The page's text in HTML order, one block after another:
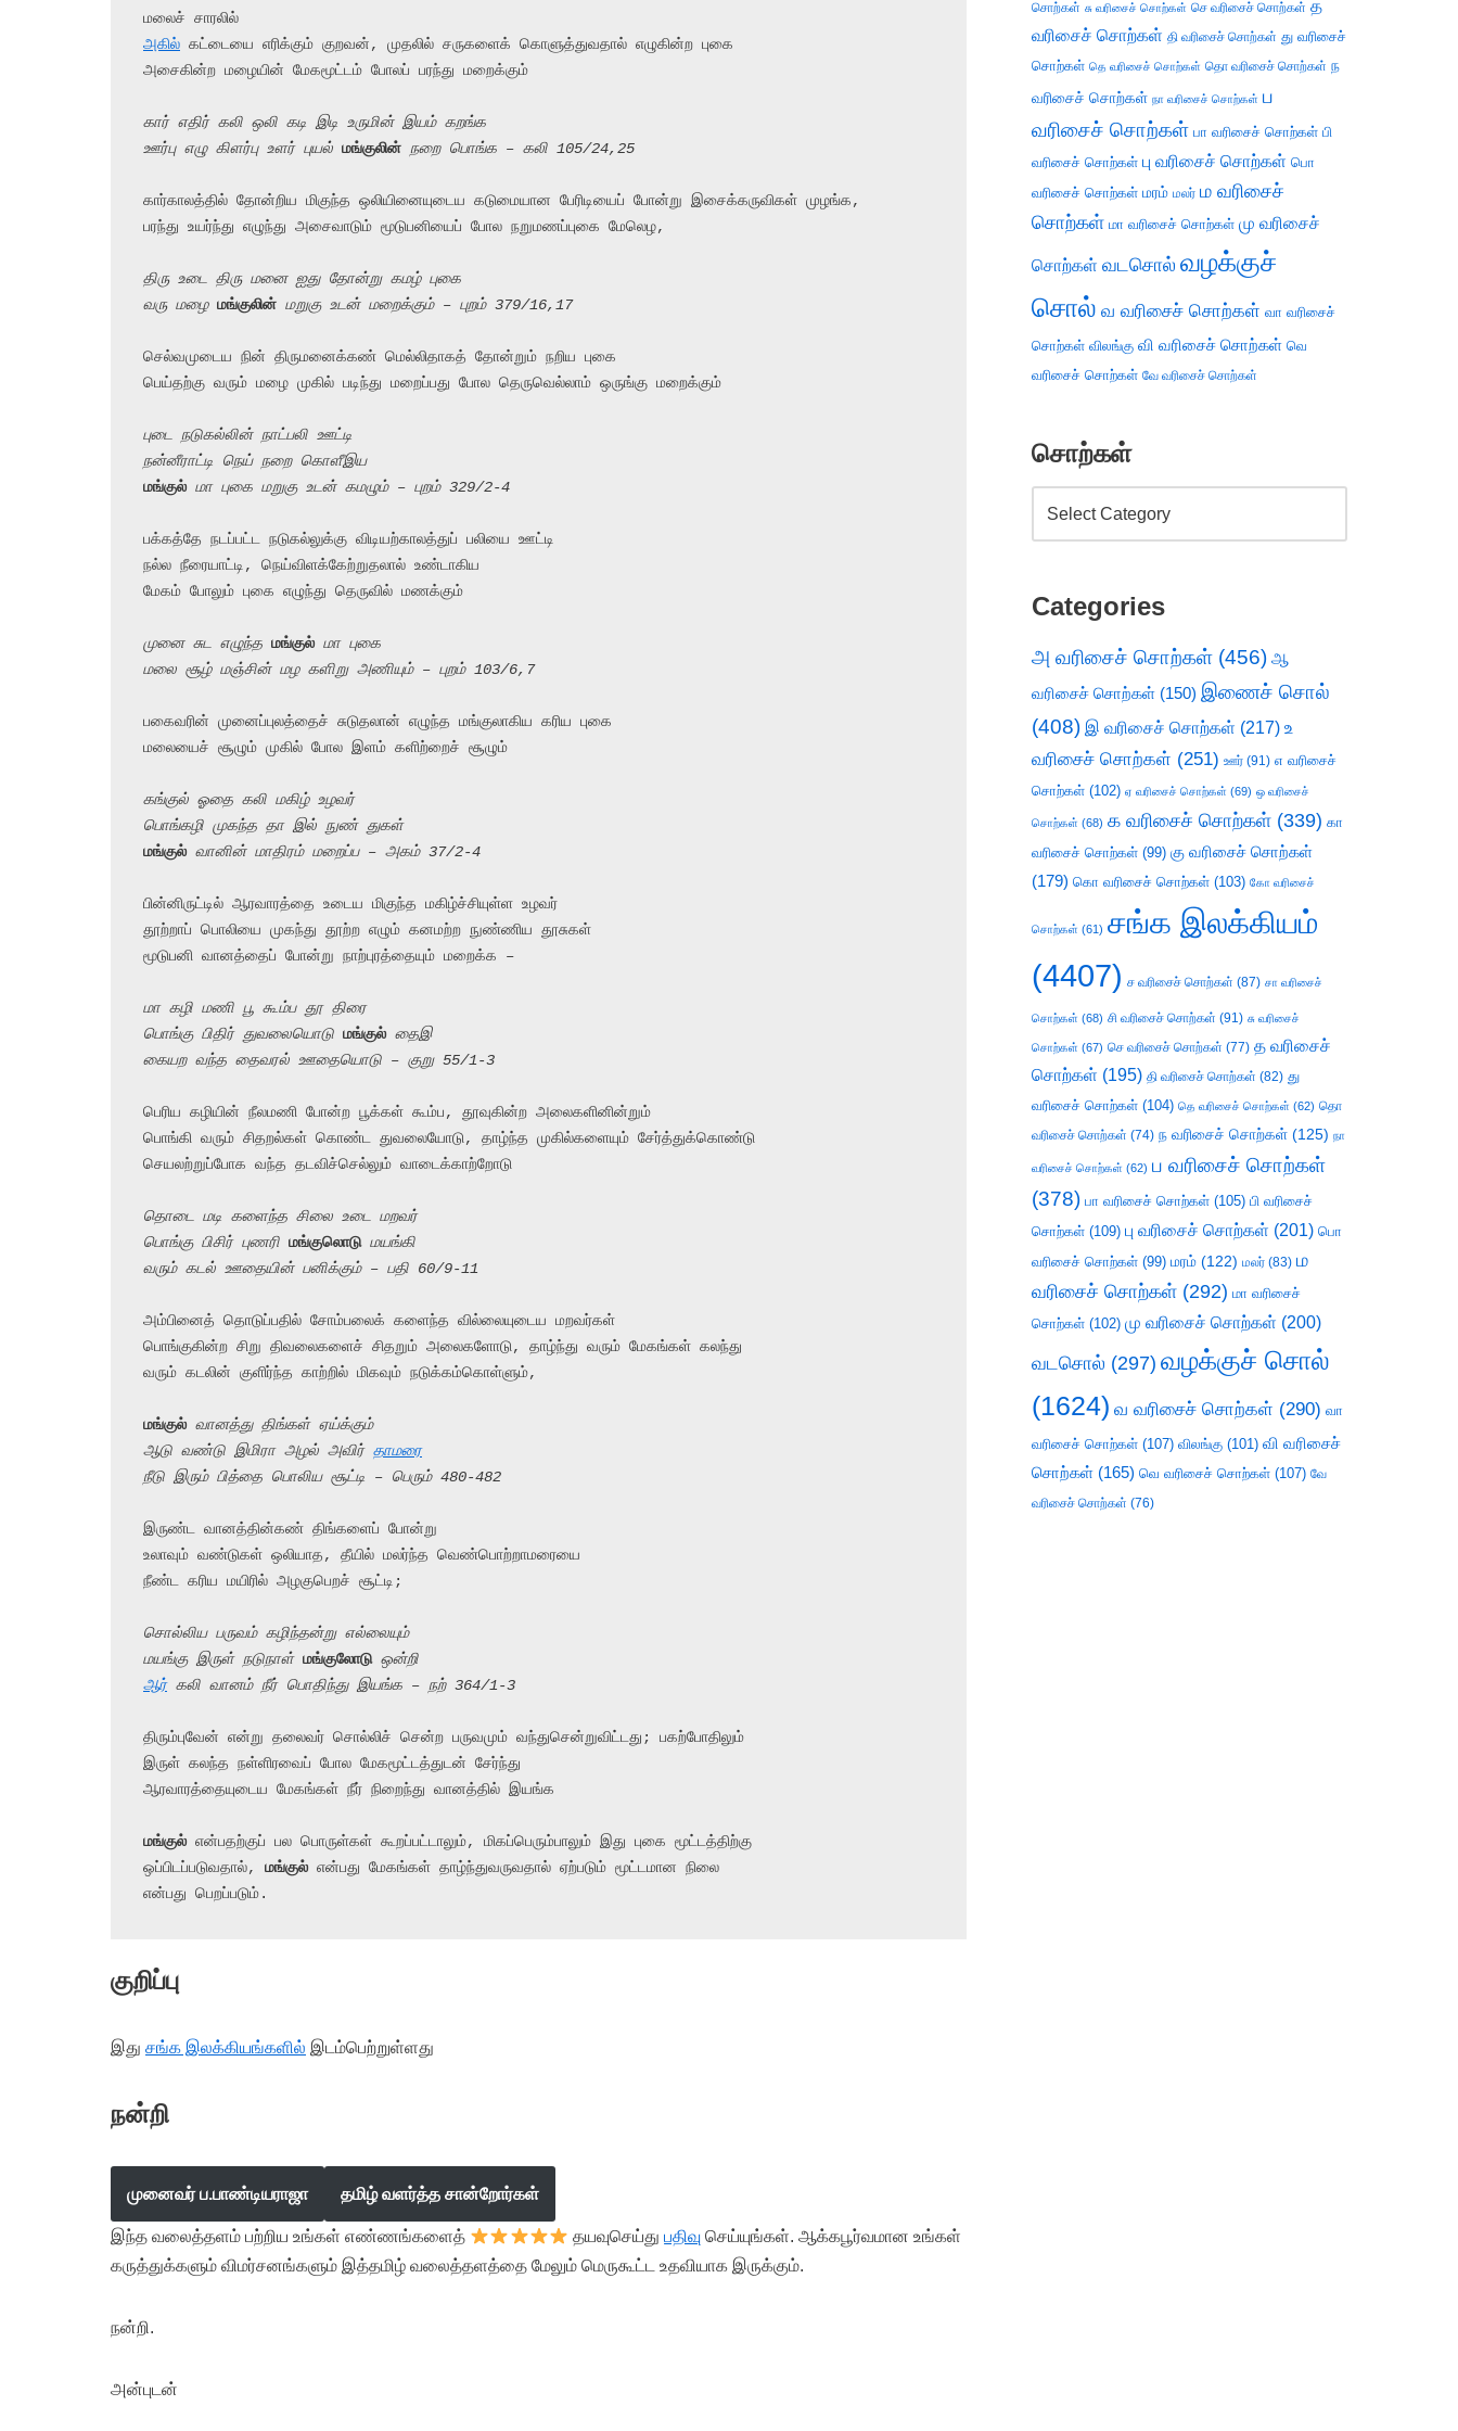
அகில் கட்டையை எரிக்கும் குறவன், முதலில் சருகளைக் கொளுத்துவதால் எழுகின்ற புகை
அசைகின்ற மழையின் மேகமூட்டம் போலப் பரந்து மறைக்கும்
கார் எதிர் கலி ஒலி கடி இடி உருமின் இயம் கறங்க
ஊர்பு எழு கிளர்பு உளர் புயல் மங்குலின் நறை பொங்க – கலி 105/24,25
கார்காலத்தில் தோன்றிய மிகுந்த ஒலியினையுடைய கடுமையான பேரிடியைப் போன்று இசைக்கருவிகள் முழங்க,
பரந்து உயர்ந்து எழுந்து அசைவாடும் மூடுபனியைப் போல நறுமணப்புகை மேலெழ,
திரு உடை திரு மனை ஐது தோன்று கமழ் புகை
வரு மழை மங்குலின் மறுகு உடன் மறைக்கும் – புறம் 379/16,17
செல்வமுடைய நின் திருமனைக்கண் மெல்லிதாகத் தோன்றும் நறிய புகை
பெய்தற்கு வரும் மழை முகில் படிந்து மறைப்பது போல தெருவெல்லாம் ஒருங்கு மறைக்கும்
புடை நடுகல்லின் நாட்பலி ஊட்டி
நன்னீராட்டி நெய் நறை கொளீஇய
மங்குல் மா புகை மறுகு உடன் கமழும் – புறம் 329/2-4
பக்கத்தே நடப்பட்ட நடுகல்லுக்கு விடியற்காலத்துப் பலியை ஊட்டி
நல்ல நீரையாட்டி, நெய்விளக்கேற்றுதலால் உண்டாகிய
மேகம் போலும் புகை எழுந்து தெருவில் மணக்கும்
முனை சுட எழுந்த மங்குல் மா புகை
மலை சூழ் மஞ்சின் மழ களிறு அணியும் – புறம் 103/6,7
பகைவரின் முனைப்புலத்தைச் சுடுதலான் எழுந்த மங்குலாகிய கரிய புகை
மலையைச் சூழும் முகில் போல இளம் களிற்றைச் சூழும்
கங்குல் ஓதை கலி மகிழ் உழவர்
பொங்கழி முகந்த தா இல் நுண் துகள்
மங்குல் வானின் மாதிரம் மறைப்ப – அகம் 37/2-4
பின்னிருட்டில் ஆரவாரத்தை உடைய மிகுந்த மகிழ்ச்சியுள்ள உழவர்
தூற்றாப் பொலியை முகந்து தூற்ற எழும் கனமற்ற நுண்ணிய தூசுகள்
மூடுபனி வானத்தைப் போன்று நாற்புரத்தையும் மறைக்க –
மா கழி மணி பூ கூம்ப தூ திரை
பொங்கு பிதிர் துவலையொடு மங்குல் தைஇ
கையற வந்த தைவரல் ஊதையொடு – குறு 55/1-3
பெரிய கழியின் நீலமணி போன்ற பூக்கள் கூம்ப, தூவுகின்ற அலைகளினின்றும்
பொங்கி வரும் சிதறல்கள் கொண்ட துவலையோடு, தாழ்ந்த முகில்களையும் சேர்த்துக்கொண்டு
செயலற்றுப்போக வந்த தடவிச்செல்லும் வாடைக்காற்றோடு
தொடை மடி களைந்த சிலை உடை மறவர்
பொங்கு பிசிர் புணரி மங்குலொடு மயங்கி
வரும் கடல் ஊதையின் பனிக்கும் – பதி 60/9-11
அம்பினைத் தொடுப்பதில் சோம்பலைக் களைந்த வில்லையுடைய மறவர்கள்
பொங்குகின்ற சிறு திவலைகளைச் சிதறும் அலைகளோடு, தாழ்ந்து வரும் மேகங்கள் கலந்து
வரும் கடலின் குளிர்ந்த காற்றில் மிகவும் நடுக்கம்கொள்ளும்,
மங்குல் வானத்து திங்கள் ஏய்க்கும்
ஆடு வண்டு இமிரா அழல் அவிர் தாமரை
நீடு இரும் பித்தை பொலிய சூட்டி – பெரும் 480-482
இருண்ட வானத்தின்கண் திங்களைப் போன்று
உலாவும் வண்டுகள் ஒலியாத, தீயில் மலர்ந்த வெண்பொற்றாமரையை
நீண்ட கரிய மயிரில் அழகுபெறச் சூட்டி;
சொல்லிய பருவம் கழிந்தன்று எல்லையும்
மயங்கு இருள் நடுநாள் மங்குலோடு ஒன்றி
ஆர் கலி வானம் நீர் பொதிந்து இயங்க – நற் 364/1-3
திரும்புவேன் என்று தலைவர் சொல்லிச் சென்ற பருவமும் வந்துசென்றுவிட்டது; பகற்போதிலும்
இருள் கலந்த நள்ளிரவைப் போல மேகமூட்டத்துடன் சேர்ந்து
ஆரவாரத்தையுடைய மேகங்கள் நீர் நிறைந்து வானத்தில் இயங்க
மங்குல் என்பதற்குப் பல பொருள்கள் கூறப்பட்டாலும், மிகப்பெரும்பாலும் இது புகை மூட்டத்திற்கு
ஒப்பிடப்படுவதால், மங்குல் என்பது மேகங்கள் தாழ்ந்துவருவதால் ஏற்படும் மூட்டமான நிலை
என்பது பெறப்படும்.
குறிப்பு
இது சங்க இலக்கியங்களில் இடம்பெற்றுள்ளது
நன்றி
முனைவர் ப.பாண்டியராஜா தமிழ் வளர்த்த சான்றோர்கள்
இந்த வலைத்தளம் பற்றிய உங்கள் எண்ணங்களைத் தயவுசெய்துபதிவு செய்யுங்கள். ஆக்கபூர்வமான உங்கள்
கருத்துக்களும் விமர்சனங்களும் இத்தமிழ் வலைத்தளத்தை மேலும் மெருகூட்ட உதவியாக இருக்கும்.
நன்றி.
அன்புடன்
சொற்கள் சு வரிசைச் சொற்கள் செ வரிசைச் சொற்கள் த
வரிசைச் சொற்கள் தி வரிசைச் சொற்கள் து வரிசைச்
சொற்கள் தெ வரிசைச் சொற்கள் தொ வரிசைச் சொற்கள் ந
வரிசைச் சொற்கள் நா வரிசைச் சொற்கள் ப
வரிசைச் சொற்கள் பா வரிசைச் சொற்கள் பி
வரிசைச் சொற்கள் பு வரிசைச் சொற்கள் பொ
வரிசைச் சொற்கள் மரம் மலர் ம வரிசைச்
சொற்கள் மா வரிசைச் சொற்கள் மு வரிசைச்
சொற்கள் வடசொல் வழக்குச்
சொல் வ வரிசைச் சொற்கள் வா வரிசைச்
சொற்கள் விலங்கு வி வரிசைச் சொற்கள் வெ
வரிசைச் சொற்கள் வே வரிசைச் சொற்கள்
சொற்கள்
Categories
அ வரிசைச் சொற்கள் (456) ஆ
வரிசைச் சொற்கள் (150) இணைச் சொல்
(408) இ வரிசைச் சொற்கள் (217) உ
வரிசைச் சொற்கள் (251) ஊர் (91) எ வரிசைச்
சொற்கள் (102) ஏ வரிசைச் சொற்கள் (69) ஒ வரிசைச்
சொற்கள் (68) க வரிசைச் சொற்கள் (339) கா
வரிசைச் சொற்கள் (99) கு வரிசைச் சொற்கள்
(179) கொ வரிசைச் சொற்கள் (103) கோ வரிசைச்
சொற்கள் (61) சங்க இலக்கியம்
(4407) ச வரிசைச் சொற்கள் (87) சா வரிசைச்
சொற்கள் (68) சி வரிசைச் சொற்கள் (91) சு வரிசைச்
சொற்கள் (67) செ வரிசைச் சொற்கள் (77) த வரிசைச்
சொற்கள் (195) தி வரிசைச் சொற்கள் (82) து
வரிசைச் சொற்கள் (104) தெ வரிசைச் சொற்கள் (62) தொ
வரிசைச் சொற்கள் (74) ந வரிசைச் சொற்கள் (125) நா
வரிசைச் சொற்கள் (62) ப வரிசைச் சொற்கள்
(378) பா வரிசைச் சொற்கள் (105) பி வரிசைச்
சொற்கள் (109) பு வரிசைச் சொற்கள் (201) பொ
வரிசைச் சொற்கள் (99) மரம் (122) மலர் (83) ம
வரிசைச் சொற்கள் (292) மா வரிசைச்
சொற்கள் (102) மு வரிசைச் சொற்கள் (200)
வடசொல் (297) வழக்குச் சொல்
(1624) வ வரிசைச் சொற்கள் (290) வா
வரிசைச் சொற்கள் (107) விலங்கு (101) வி வரிசைச்
சொற்கள் (165) வெ வரிசைச் சொற்கள் (107) வே
வரிசைச் சொற்கள் (76)